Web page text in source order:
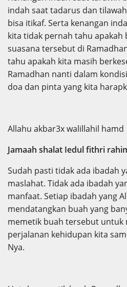
indah saat tadarus dan
bisa itikaf. Serta kenangan
kita tidak pernah tahu apakah
suasana tersebut di
tahu apakah kita masih
Ramadhan nanti dalam
doa dan pinta yang kita
Allahu akbar3x walillahil hamd
Jamaah shalat Iedul fithri
Sudah pasti tidak ada ibadah
maslahat. Tidak ada ibadah
manfaat. Setiap ibadah yang
mendatangkan buah yang
memetik buah tersebut untuk
perjalanan kehidupan kita
Nya.